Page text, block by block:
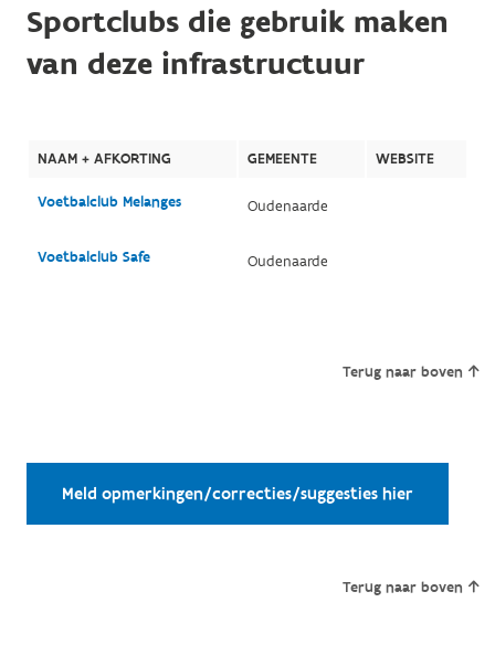
Sportclubs die gebruik maken
van deze infrastructuur
NAAM + AFKORTING GEMEENTE WEBSITE
Voetbalclub Melanges Oudenaarde
Voetbalclub Safe Oudenaarde
Terug naar boven
Meld opmerkingen/correcties/suggesties hier
Terug naar boven